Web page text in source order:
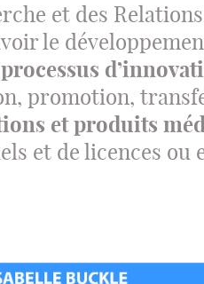
et des
le
promotion,
et produits
et de licences ou